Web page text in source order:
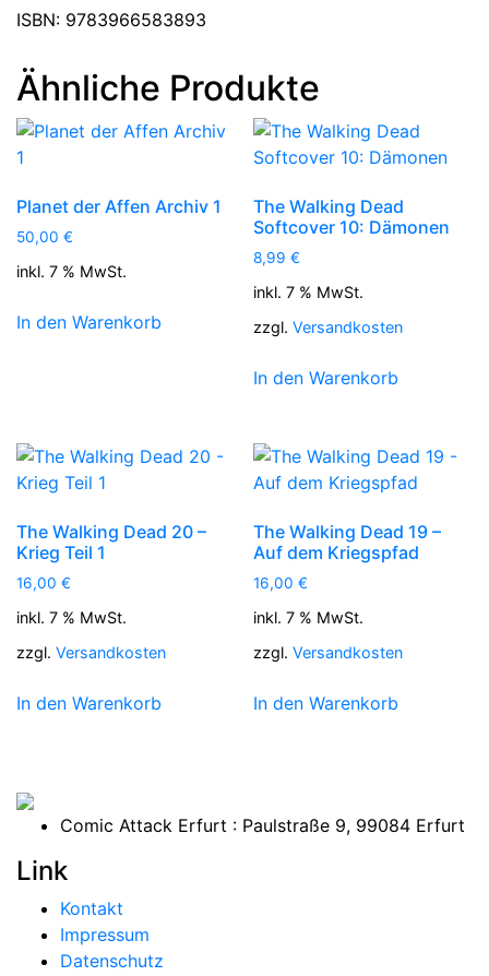
ISBN: 9783966583893
Ähnliche Produkte
Planet der Affen Archiv 1
50,00 €
inkl. 7 % MwSt.
In den Warenkorb
The Walking Dead
Softcover 10: Dämonen
8,99€
inkl. 7 % MwSt.
zzgl.Versandkosten
In den Warenkorb
The Walking Dead 20 –
Krieg Teil 1
16,00 €
inkl. 7 % MwSt.
zzgl. Versandkosten
In den Warenkorb
The Walking Dead 19 –
Auf dem Kriegspfad
16,00€
inkl. 7 % MwSt.
zzgl.Versandkosten
In den Warenkorb
Comic Attack Erfurt : Paulstraße 9, 99084 Erfurt
Link
Kontakt
Impressum
Datenschutz